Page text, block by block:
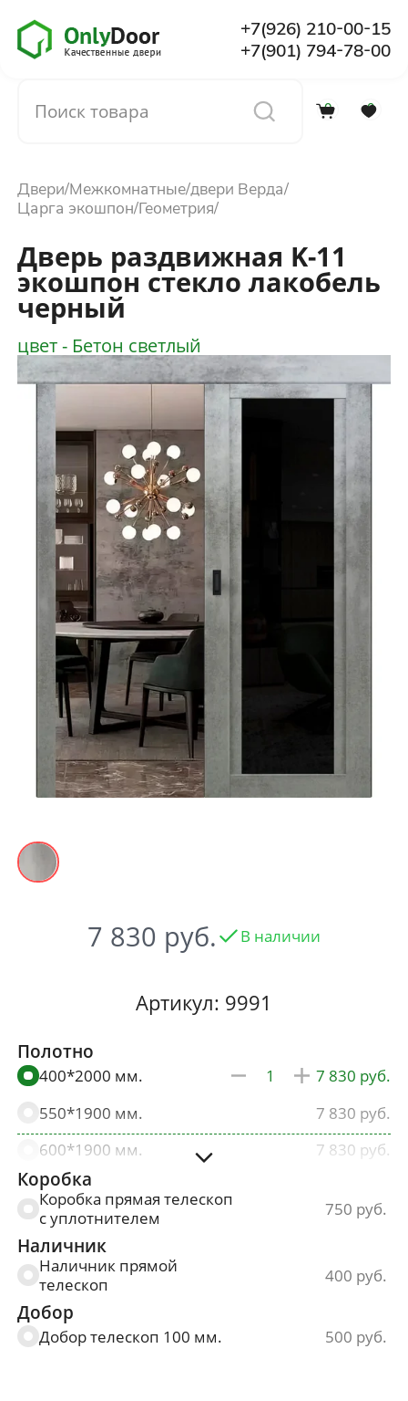
+7(926) 210-00-15
+7(901) 794-78-00
0 0
О компании
Установка
Доставка и оплата
Отзывы
Акции
Контакты
Фото работ
Двери Межкомнатные двери Верда
Царга экошпон Геометрия
Дверь раздвижная K-11
экошпон стекло лакобель
черный
цвет - Бетон светлый
7 830 В наличии
Артикул: 9991
Полотно
400*2000 мм.
7 830
550*1900 мм.
7 830
600*1900 мм.
7 830
600*2000 мм.
700*2000 мм.
800*2000 мм.
Коробка
Коробка прямая телескоп
с уплотнителем
750
Наличник
Наличник прямой
телескоп
400
Добор
Добор телескоп 100 мм. 500